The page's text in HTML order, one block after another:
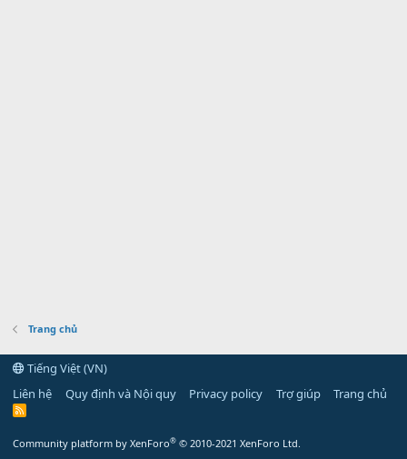
Trang chủ
Tiếng Việt (VN)
Liên hệ
Quy định và Nội quy Privacy policy Trợ giúp Trang chủ
R
Community platform by XenForo® © 2010-2021 XenForo Ltd.